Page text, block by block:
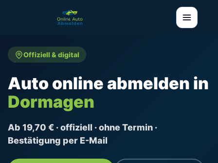
Offiziell & digital
Auto online abmelden in
Dormagen
Ab 19,70 € · offiziell · ohne Termin ·
Bestätigung per E-Mail